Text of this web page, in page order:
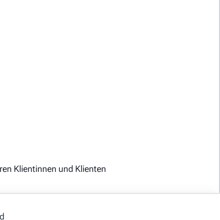
Klientinnen und Klienten